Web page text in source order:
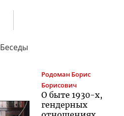
Беседы
Родоман Борис
Борисович
О быте 1930-х,
гендерных